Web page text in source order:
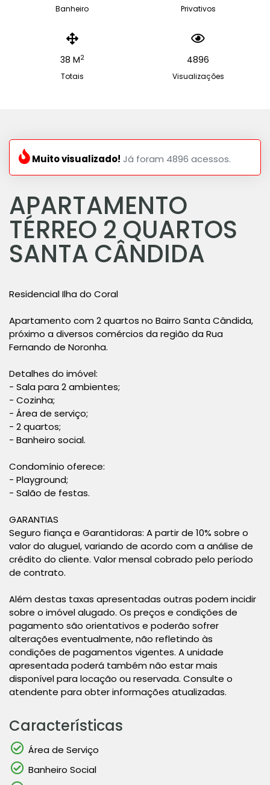
Banheiro Privativos
38 M2
Totais
4896
Visualizações
Muito visualizado! Já foram 4896 acessos.
APARTAMENTO
TÉRREO 2 QUARTOS
SANTA CÂNDIDA
Residencial Ilha do Coral
Apartamento com 2 quartos no Bairro Santa Cândida,
próximo a diversos comércios da região da Rua
Fernando de Noronha.
Detalhes do imóvel:
- Sala para 2 ambientes;
- Cozinha;
- Área de serviço;
- 2 quartos;
- Banheiro social.
Condomínio oferece:
- Playground;
- Salão de festas.
GARANTIAS
Seguro fiança e Garantidoras: A partir de 10% sobre o
valor do aluguel, variando de acordo com a análise de
crédito do cliente. Valor mensal cobrado pelo período
de contrato.
Além destas taxas apresentadas outras podem incidir
sobre o imóvel alugado. Os preços e condições de
pagamento são orientativos e poderão sofrer
alterações eventualmente, não refletindo às
condições de pagamentos vigentes. A unidade
apresentada poderá também não estar mais
disponível para locação ou reservada. Consulte o
atendente para obter informações atualizadas.
Características
Área de Serviço
Banheiro Social